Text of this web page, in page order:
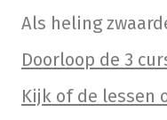
Als heling
Doorloop de 3
Kijk of de lessen